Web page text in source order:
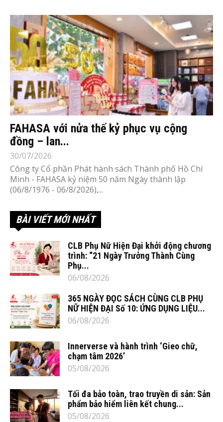
FAHASA với nửa thế kỷ phục vụ cộng
đồng – lan...
30/07/2026
Công ty Cổ phần Phát hành sách Thành phố Hồ Chí
Minh - FAHASA kỷ niệm 50 năm Ngày thành lập
(06/8/1976 - 06/8/2026),...
BÀI VIẾT MỚI NHẤT
CLB Phụ Nữ Hiện Đại khởi động chương
trình: “21 Ngày Trưởng Thành Cùng
Phụ...
06/08/2026
365 NGÀY ĐỌC SÁCH CÙNG CLB PHỤ
NỮ HIỆN ĐẠI Số 10: ỨNG DỤNG LIỆU...
06/08/2026
Innerverse và hành trình ‘Gieo chữ,
chạm tâm 2026’
05/08/2026
Tối đa bảo toàn, trao truyền di sản: Sản
phẩm bảo hiểm liên kết chung...
05/08/2026